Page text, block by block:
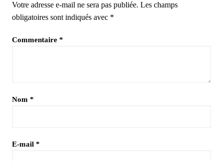
Votre adresse e-mail ne sera pas publiée. Les champs
obligatoires sont indiqués avec *
Commentaire *
Nom *
E-mail *